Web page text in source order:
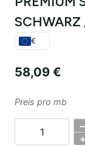
SCHWARZ
€
58,09 €
Preis pro mb
PREMIUM
–
+